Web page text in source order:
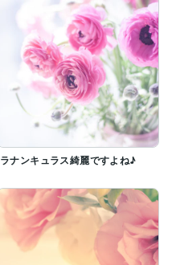
ラナンキュラス綺麗ですよね♪